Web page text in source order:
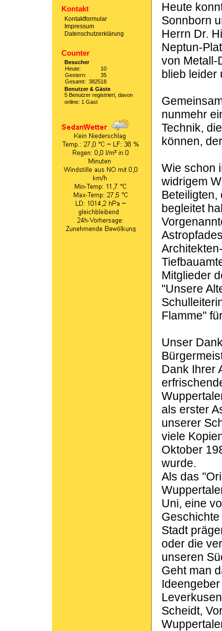
Kontakt
Kontaktformular
Impressum
Datenschutzerklärung
Counter
Besucher
Heute:
10
Gestern:
35
Gesamt: 382518
Benutzer & Gäste
5 Benutzer registriert, davon
online: 1 Gast
Heute
Sonnborn
Herrn Dr.
Neptun-
von Metall-
blieb leider
nunmehr
Technik,
können,
Wie schon
widrigem
Beteiligten,
begleitet
Mitglieder
"Unsere
Flamme"
Unser
Dank Ihrer
als erster
unserer
viele
Oktober
wurde.
Als das
Uni, eine
Stadt
oder die
unseren
Geht man
Scheidt,